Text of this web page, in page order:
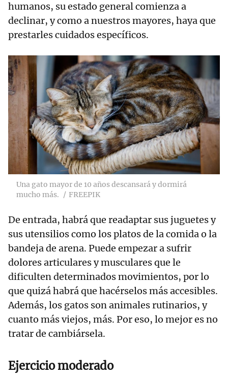
humanos, su estado general comienza a
declinar, y como a nuestros mayores, haya que
prestarles cuidados específicos.
Una gato mayor de 10 años descansará y dormirá
mucho más.
FREEPIK
De entrada, habrá que readaptar sus juguetes y
sus utensilios como los platos de la comida o la
bandeja de arena. Puede empezar a sufrir
dolores articulares y musculares que le
dificulten determinados movimientos, por lo
que quizá habrá que hacérselos más accesibles.
Además, los gatos son animales rutinarios, y
cuanto más viejos, más. Por eso, lo mejor es no
tratar de cambiársela.
Ejercicio moderado